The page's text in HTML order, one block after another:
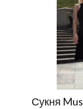
Сукня